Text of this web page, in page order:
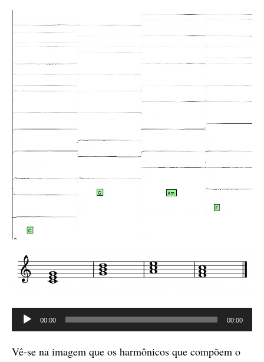
Tocador
de
00:00 00:00
Vê-se na imagem que os harmônicos que compõem o